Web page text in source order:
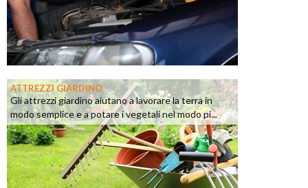
ATTREZZI GIARDINO
Gli attrezzi giardino aiutano a lavorare la terra in
modo semplice e a potare i vegetali nel modo pi...